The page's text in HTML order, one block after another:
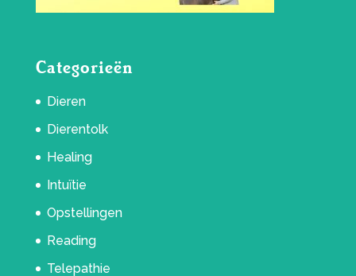
Categorieën
Dieren
Dierentolk
Healing
Intuïtie
Opstellingen
Reading
Telepathie